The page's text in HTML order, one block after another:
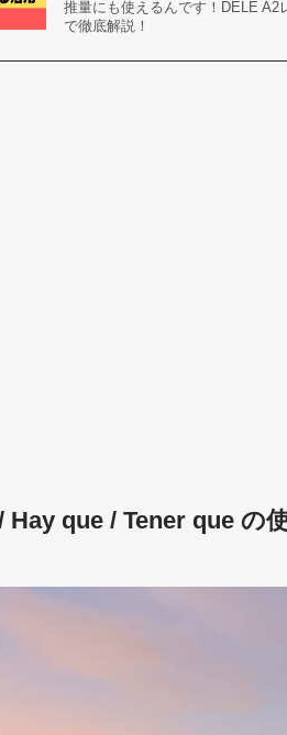
推量にも使えるんです！DELE A2
で徹底解説！
Hay que / Tener que の